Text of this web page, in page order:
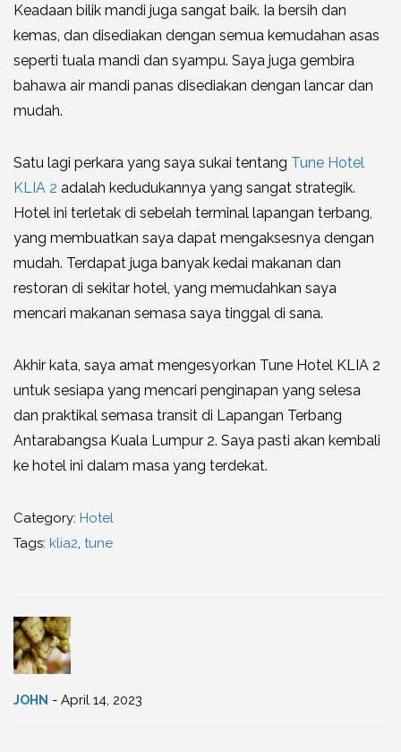
Keadaan bilik mandi juga sangat baik. Ia bersih dan
kemas, dan disediakan dengan semua kemudahan asas
seperti tuala mandi dan syampu. Saya juga gembira
bahawa air mandi panas disediakan dengan lancar dan
mudah.
Satu lagi perkara yang saya sukai tentang Tune Hotel
KLIA 2 adalah kedudukannya yang sangat strategik.
Hotel ini terletak di sebelah terminal lapangan terbang,
yang membuatkan saya dapat mengaksesnya dengan
mudah. Terdapat juga banyak kedai makanan dan
restoran di sekitar hotel, yang memudahkan saya
mencari makanan semasa saya tinggal di sana.
Akhir kata, saya amat mengesyorkan Tune Hotel KLIA 2
untuk sesiapa yang mencari penginapan yang selesa
dan praktikal semasa transit di Lapangan Terbang
Antarabangsa Kuala Lumpur 2. Saya pasti akan kembali
ke hotel ini dalam masa yang terdekat.
Category: Hotel
Tags: klia2, tune
JOHN - April 14, 2023